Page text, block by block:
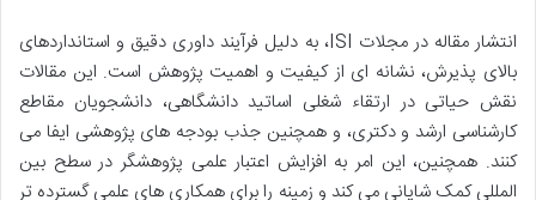
انتشار مقاله در مجلات ISI، به دلیل فرآیند داوری دقیق و استانداردهای
بالای پذیرش، نشانه ای از کیفیت و اهمیت پژوهش است. این مقالات
نقش حیاتی در ارتقاء شغلی اساتید دانشگاهی، دانشجویان مقاطع
کارشناسی ارشد و دکتری، و همچنین جذب بودجه های پژوهشی ایفا می
کنند. همچنین، این امر به افزایش اعتبار علمی پژوهشگر در سطح بین
المللی کمک شایانی می کند و زمینه را برای همکاری های علمی گسترده تر